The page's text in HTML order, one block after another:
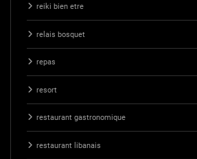
reiki bien etre
relais bosquet
repas
resort
restaurant gastronomique
restaurant libanais